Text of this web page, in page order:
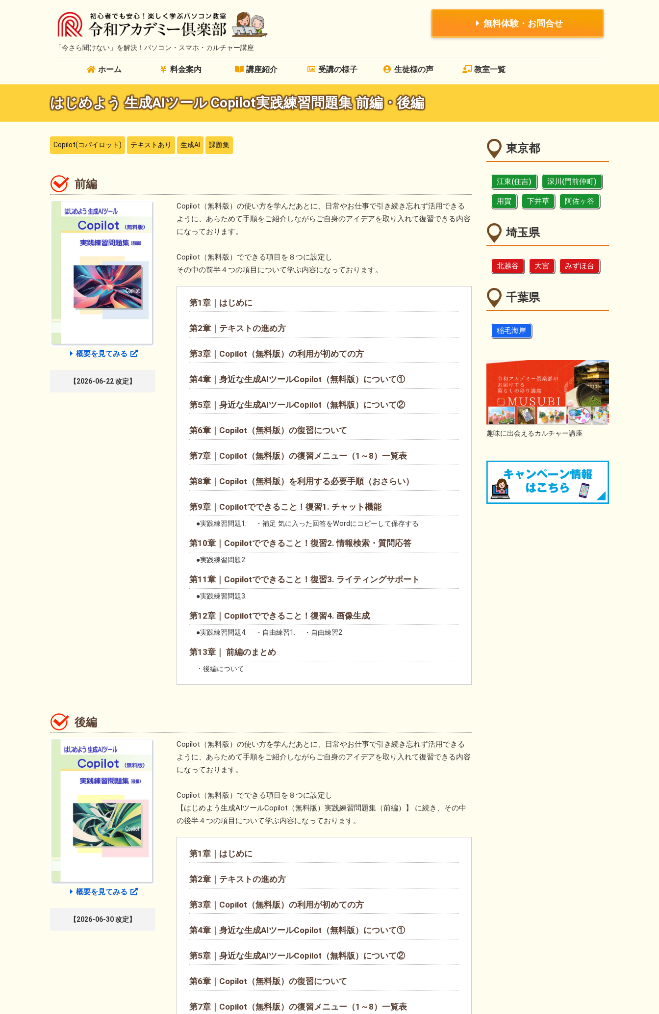
「今さら聞けない」を解決！ パソコン・スマホ・カルチャー講座
無料体験・お問合せ
ホーム 料金案内 講座紹介 受講の様子 生徒様の声 教室一覧
はじめよう 生成AIツール Copilot実践練習問題集 前編・後編
Copilot(コパイロット) テキストあり 生成AI 課題集
前編
概要を見てみる
【2026-06-22 改定】
Copilot（無料版）の使い方を学んだあとに、日常やお仕事で引き続き忘れず活用できる
ように、あらためて手順をご紹介しながらご自身のアイデアを取り入れて復習できる内容
になっております。
Copilot（無料版）でできる項目を８つに設定し
その中の前半４つの項目について学ぶ内容になっております。
第1章｜はじめに
第2章｜テキストの進め方
第3章｜Copilot（無料版）の利用が初めての方
第4章｜身近な生成AIツールCopilot（無料版）について①
第5章｜身近な生成AIツールCopilot（無料版）について②
第6章｜Copilot（無料版）の復習について
第7章｜Copilot（無料版）の復習メニュー（1～8）一覧表
第8章｜Copilot（無料版）を利用する必要手順（おさらい）
第9章｜Copilotでできること！復習1. チャット機能
●実践練習問題1. ・補足 気に入った回答をWordにコピーして保存する
第10章｜Copilotでできること！復習2. 情報検索・質問応答
●実践練習問題2.
第11章｜Copilotでできること！復習3. ライティングサポート
●実践練習問題3.
第12章｜Copilotでできること！復習4. 画像生成
●実践練習問題4. ・自由練習1. ・自由練習2.
第13章｜ 前編のまとめ
・後編について
後編
概要を見てみる
【2026-06-30 改定】
Copilot（無料版）の使い方を学んだあとに、日常やお仕事で引き続き忘れず活用できる
ように、あらためて手順をご紹介しながらご自身のアイデアを取り入れて復習できる内容
になっております。
Copilot（無料版）でできる項目を８つに設定し
【はじめよう生成AIツールCopilot（無料版）実践練習問題集（前編）】 に続き、その中
の後半４つの項目について学ぶ内容になっております。
第1章｜はじめに
第2章｜テキストの進め方
第3章｜Copilot（無料版）の利用が初めての方
第4章｜身近な生成AIツールCopilot（無料版）について①
第5章｜身近な生成AIツールCopilot（無料版）について②
第6章｜Copilot（無料版）の復習について
第7章｜Copilot（無料版）の復習メニュー（1～8）一覧表
東京都
江東(住吉) 深川(門前仲町)
用賀 下井草 阿佐ヶ谷
埼玉県
北越谷 大宮 みずほ台
千葉県
稲毛海岸
趣味に出会えるカルチャー講座